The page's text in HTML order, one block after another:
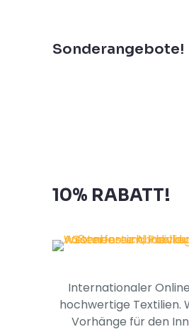
Sonderangebote!
10% RABATT!
Internationaler
hochwertige Textilien.
Vorhänge für den